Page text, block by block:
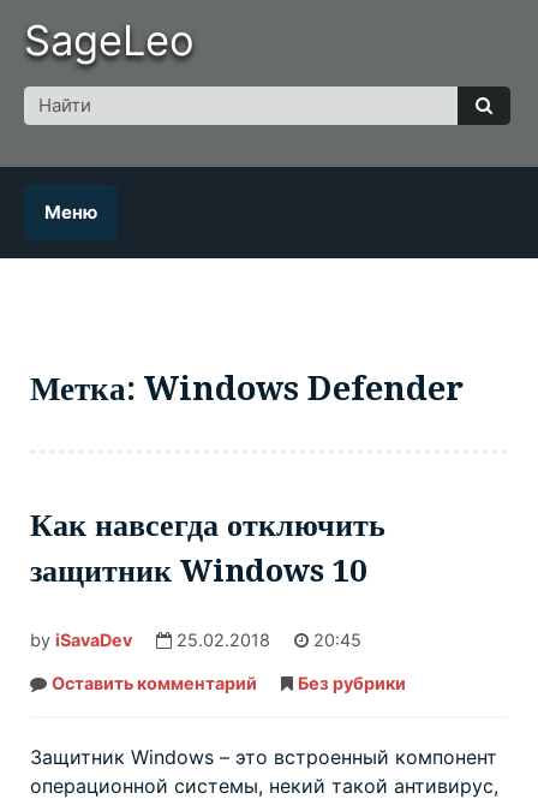
content
SageLeo
для
Меню
Метка: Windows Defender
Как навсегда отключить
защитник Windows 10
by iSavaDev 25.02.2018 20:45
Оставить комментарий Как
навсегда
Windows
10
Без рубрики
Защитник Windows – это встроенный компонент
операционной системы, некий такой антивирус,